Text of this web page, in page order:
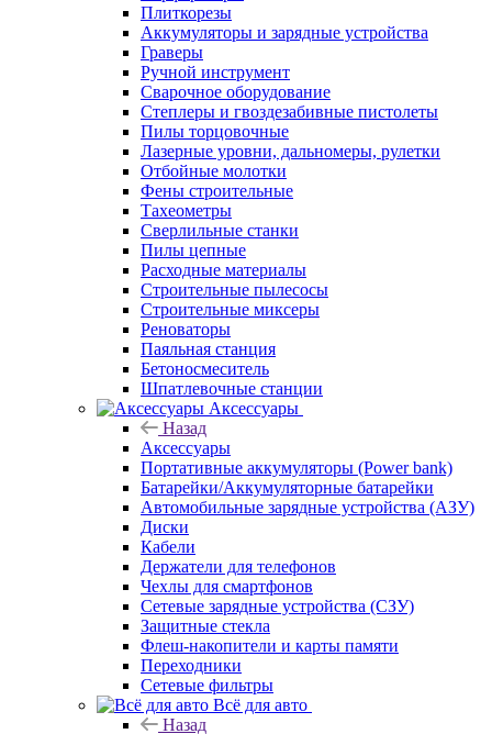
Плиткорезы
Аккумуляторы и зарядные устройства
Граверы
Ручной инструмент
Сварочное оборудование
Степлеры и гвоздезабивные пистолеты
Пилы торцовочные
Лазерные уровни, дальномеры, рулетки
Отбойные молотки
Фены строительные
Тахеометры
Сверлильные станки
Пилы цепные
Расходные материалы
Строительные пылесосы
Строительные миксеры
Реноваторы
Паяльная станция
Бетоносмеситель
Шпатлевочные станции
Аксессуары
Назад
Аксессуары
Портативные аккумуляторы (Power bank)
Батарейки/Аккумуляторные батарейки
Автомобильные зарядные устройства (АЗУ)
Диски
Кабели
Держатели для телефонов
Чехлы для смартфонов
Сетевые зарядные устройства (СЗУ)
Защитные стекла
Флеш-накопители и карты памяти
Переходники
Сетевые фильтры
Всё для авто
Назад